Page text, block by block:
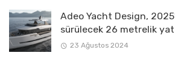
Adeo Yacht Design,
sürülecek 26 metrelik
23 Ağustos 2024